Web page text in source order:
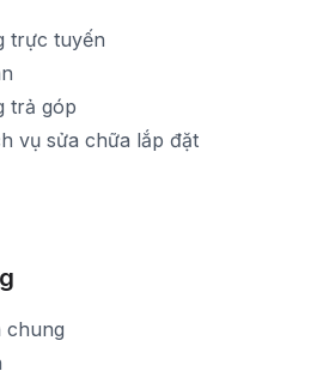
trực tuyến
trả góp
vụ sửa chữa lắp đặt
chung